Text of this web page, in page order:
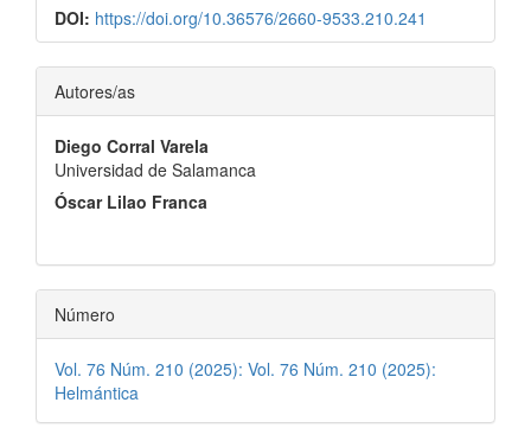
DOI: https://doi.org/10.36576/2660-9533.210.241
Contenido
principal
del
artículo
Autores/as
Diego Corral Varela
Universidad de Salamanca
Óscar Lilao Franca
Número
Vol. 76 Núm. 210 (2025): Vol. 76 Núm. 210 (2025):
Helmántica